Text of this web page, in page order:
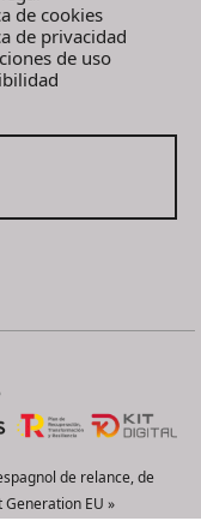
de cookies
de privacidad
de uso
de relance, de
EU »